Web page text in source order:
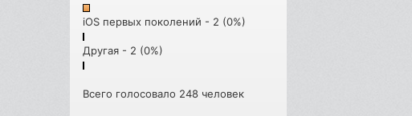
iOS первых поколений - 2 (0%)
Другая - 2 (0%)
Всего голосовало 248 человек